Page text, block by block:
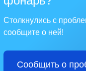
Столкнулись с
сообщите о ней!
Сообщить о